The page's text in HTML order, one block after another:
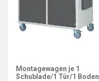
Montagewagen je 1
Schublade/1 Tür/1 Boden